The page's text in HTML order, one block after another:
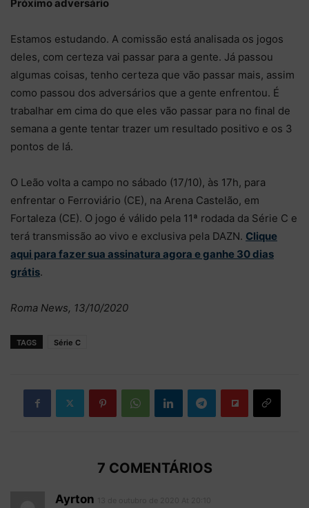
Próximo adversário
Estamos estudando. A comissão está analisada os jogos
deles, com certeza vai passar para a gente. Já passou
algumas coisas, tenho certeza que vão passar mais, assim
como passou dos adversários que a gente enfrentou. É
trabalhar em cima do que eles vão passar para no final de
semana a gente tentar trazer um resultado positivo e os 3
pontos de lá.
O Leão volta a campo no sábado (17/10), às 17h, para
enfrentar o Ferroviário (CE), na Arena Castelão, em
Fortaleza (CE). O jogo é válido pela 11ª rodada da Série C e
terá transmissão ao vivo e exclusiva pela DAZN. Clique
aqui para fazer sua assinatura agora e ganhe 30 dias
grátis.
Roma News, 13/10/2020
TAGS Série C
7 COMENTÁRIOS
Ayrton